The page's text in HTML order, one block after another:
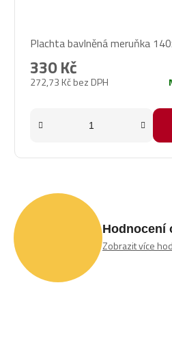
Plachta bavlněná meruňka
272,73 Kč bez DPH
330 Kč
Hodnocení
Zobrazit více